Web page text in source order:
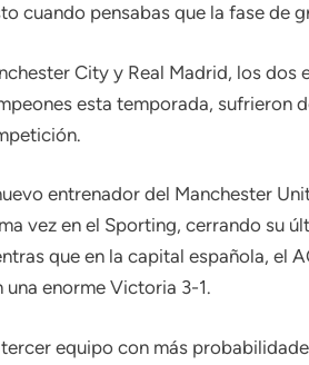
cuando pensabas que la fase de
City y Real Madrid, los dos
esta temporada, sufrieron
entrenador del Manchester
vez en el Sporting, cerrando su
que en la capital española, el
una enorme Victoria 3-1.
tercer equipo con más